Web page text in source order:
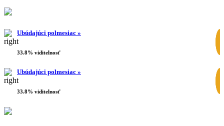
Ubúdajúci polmesiac »
33.8% viditelnosť
Ubúdajúci polmesiac »
33.8% viditelnosť